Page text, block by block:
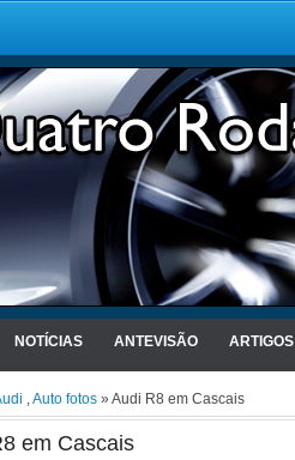
NOTÍCIAS ANTEVISÃO ARTIGOS
,Auto fotos » Audi R8 em Cascais
em Cascais